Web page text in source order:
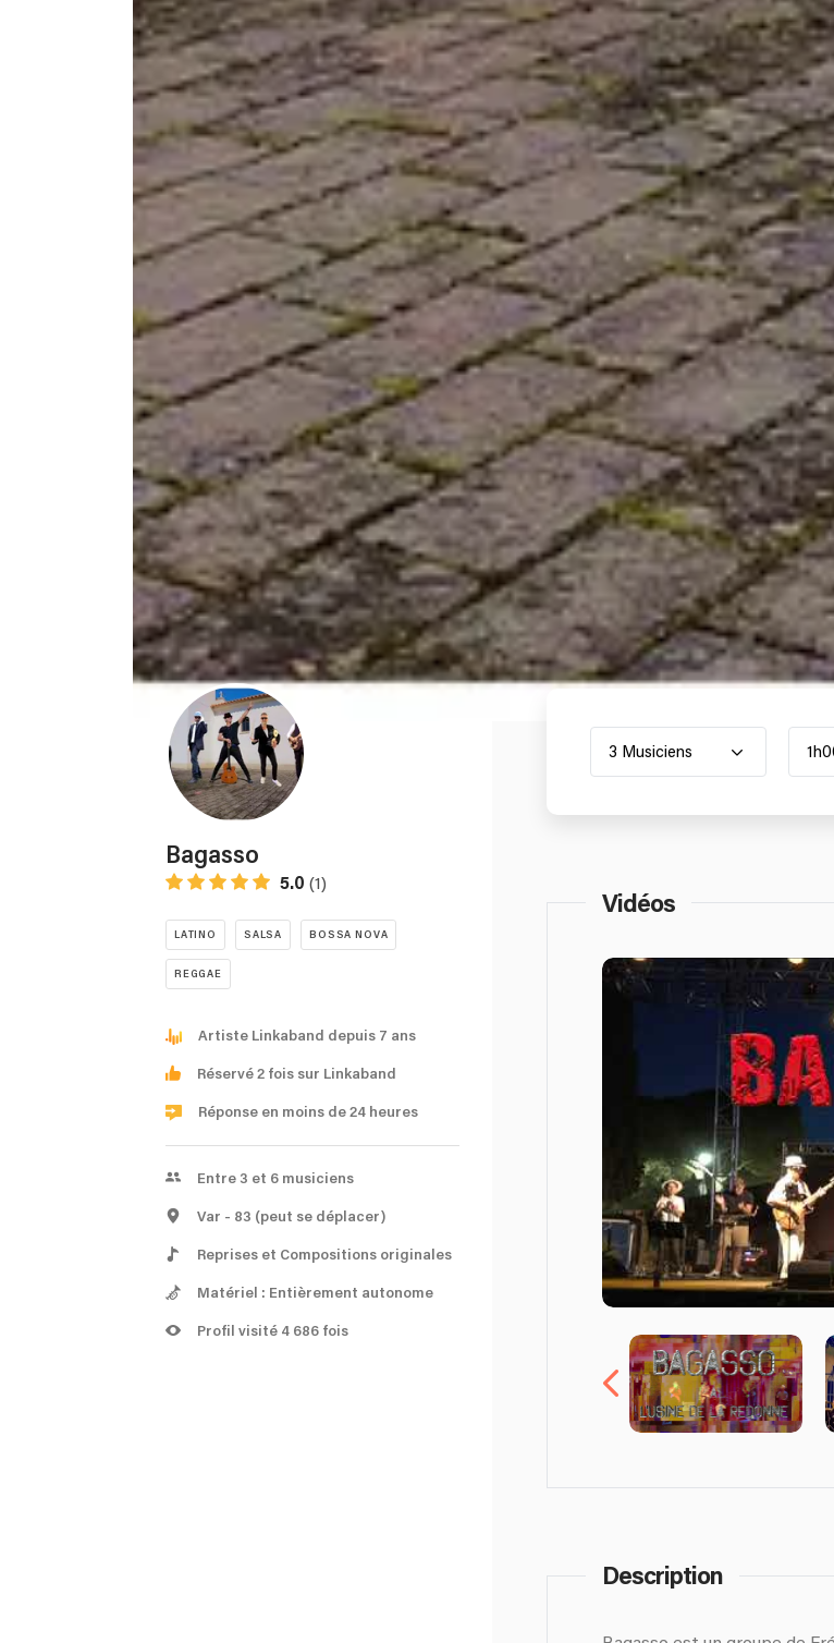
Bagasso
5.0 (1)
LATINO SALSA BOSSA NOVA
REGGAE
Artiste Linkaband depuis 7 ans
Réservé 2 fois sur Linkaband
Réponse en moins de 24 heures
Entre 3 et 6 musiciens
Var - 83 (peut se déplacer)
Reprises et Compositions originales
Matériel : Entièrement autonome
Profil visité 4 686 fois
3 Musiciens
Vidéos
Description